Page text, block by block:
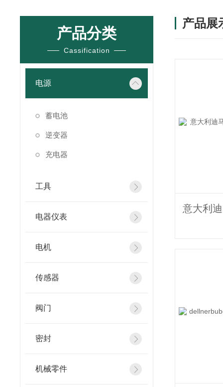
产品分类
Cassification
电源
蓄电池
逆变器
充电器
工具
电器仪表
电机
传感器
阀门
密封
机械零件
产品展